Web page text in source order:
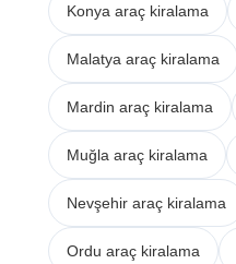
Konya araç kiralama
Malatya araç kiralama
Mardin araç kiralama
Muğla araç kiralama
Nevşehir araç kiralama
Ordu araç kiralama